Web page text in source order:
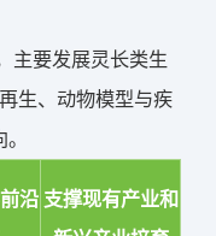
主要发展灵长类生
生、动物模型与疾
沿 支撑现有产业和